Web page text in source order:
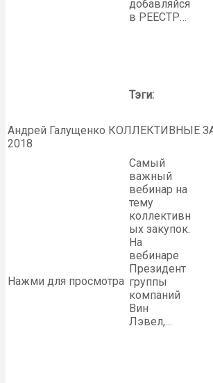
добавляйся
в РЕЕСТР…
Тэги:
Андрей Галущенко КОЛЛЕКТИВНЫЕ
2018
Нажми для просмотра
Самый
важный
вебинар на
тему
коллективн
ых закупок.
На
вебинаре
Президент
группы
компаний
Вин
Лэвел,…